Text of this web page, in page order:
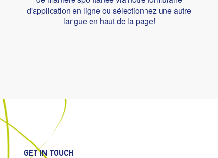
d'application en ligne ou sélectionnez une autre
langue en haut de la page!
GET IN TOUCH